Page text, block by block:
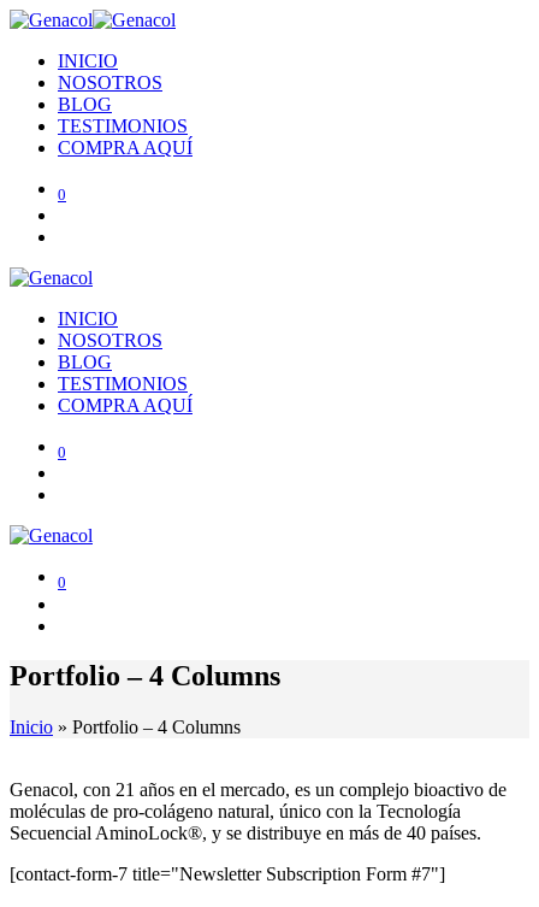
INICIO
NOSOTROS
BLOG
TESTIMONIOS
COMPRA AQUÍ
0
INICIO
NOSOTROS
BLOG
TESTIMONIOS
COMPRA AQUÍ
0
0
Portfolio – 4 Columns
Inicio » Portfolio – 4 Columns
Genacol, con 21 años en el mercado, es un complejo bioactivo de
moléculas de pro-colágeno natural, único con la Tecnología
Secuencial AminoLock®, y se distribuye en más de 40 países.
[contact-form-7 title="Newsletter Subscription Form #7"]